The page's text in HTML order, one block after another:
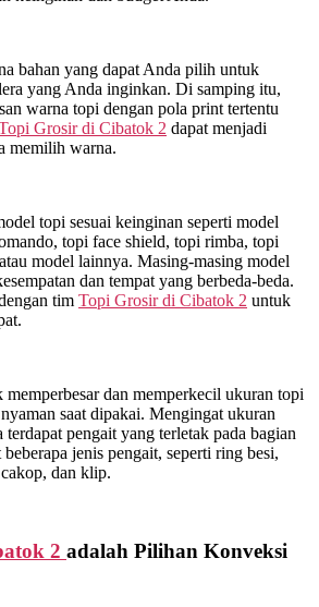
bahan yang dapat Anda pilih untuk
yang Anda inginkan. Di samping itu,
warna topi dengan pola print tertentu
Grosir di Cibatok 2 dapat menjadi
memilih warna.
topi sesuai keinginan seperti model
topi face shield, topi rimba, topi
model lainnya. Masing-masing model
dan tempat yang berbeda-beda.
tim Topi Grosir di Cibatok 2 untuk
dan memperkecil ukuran topi
saat dipakai. Mengingat ukuran
terdapat pengait yang terletak pada bagian
jenis pengait, seperti ring besi,
dan klip.
2 adalah Pilihan Konveksi